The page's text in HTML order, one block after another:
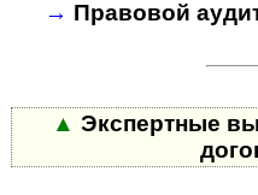
→ Правовой
▲ Экспертные